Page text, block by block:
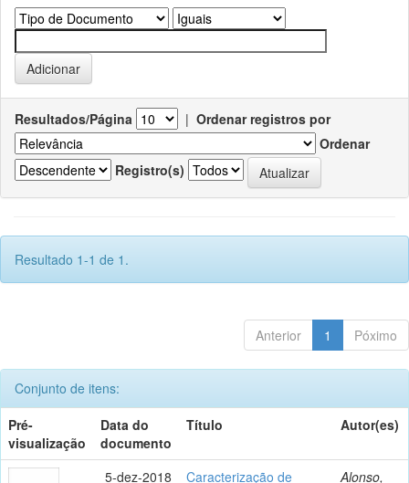
Resultados/Página | Ordenar registros por
Ordenar
Registro(s)
Resultado 1-1 de 1.
Anterior 1 Póximo
Conjunto de itens:
Pré-
visualização
Data do
documento
Título Autor(es)
5-dez-2018
Caracterização de
Alonso,